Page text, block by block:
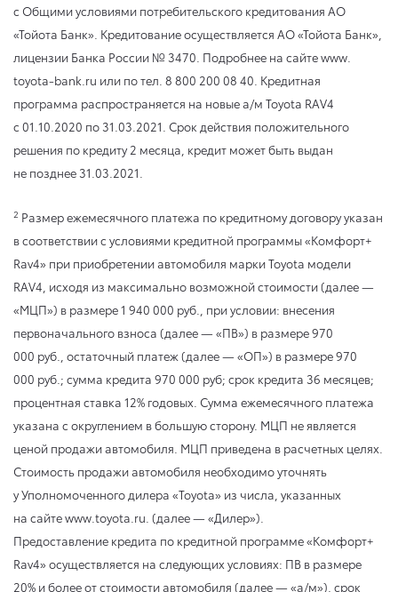
с Общими условиями потребительского кредитования АО
«Тойота Банк». Кредитование осуществляется АО «Тойота Банк»,
лицензии Банка России № 3470. Подробнее на сайте www.
toyota-bank.ru или по тел. 8 800 200 08 40. Кредитная
программа распространяется на новые а/м Toyota RAV4
с 01.10.2020 по 31.03.2021 . Срок действия положительного
решения по кредиту 2 месяца, кредит может быть выдан
не позднее 31.03.2021.
2 Размер ежемесячного платежа по кредитному договору указан
в соответствии с условиями кредитной программы «Комфорт+
Rav4» при приобретении автомобиля марки Toyota модели
RAV4, исходя из максимально возможной стоимости (далее —
«МЦП») в размере 1 940 000 руб., при условии: внесения
первоначального взноса (далее — «ПВ») в размере 970
000 руб., остаточный платеж (далее — «ОП») в размере 970
000 руб.; сумма кредита 970 000 руб; срок кредита 36 месяцев;
процентная ставка 12% годовых. Сумма ежемесячного платежа
указана с округлением в большую сторону. МЦП не является
ценой продажи автомобиля. МЦП приведена в расчетных целях.
Стоимость продажи автомобиля необходимо уточнять
у Уполномоченного дилера «Toyota» из числа, указанных
на сайте www.toyota.ru. (далее — «Дилер»).
Предоставление кредита по кредитной программе «Комфорт+
Rav4» осуществляется на следующих условиях: ПВ в размере
20% и более от стоимости автомобиля (далее — «а/м»), срок